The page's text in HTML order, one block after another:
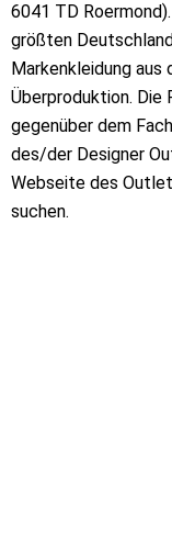
6041 TD
größten
Markenkleidung aus
Überproduktion. Die
gegenüber dem
des/der Designer
Webseite des
suchen.